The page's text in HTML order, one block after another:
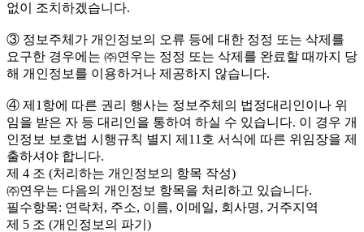
없이 조치하겠습니다.
③ 정보주체가 개인정보의 오류 등에 대한 정정 또는 삭제를
요구한 경우에는 ㈜연우는 정정 또는 삭제를 완료할 때까지 당
해 개인정보를 이용하거나 제공하지 않습니다.
④ 제1항에 따른 권리 행사는 정보주체의 법정대리인이나 위
임을 받은 자 등 대리인을 통하여 하실 수 있습니다. 이 경우 개
인정보 보호법 시행규칙 별지 제11호 서식에 따른 위임장을 제
출하셔야 합니다.
제 4 조 (처리하는 개인정보의 항목 작성)
㈜연우는 다음의 개인정보 항목을 처리하고 있습니다.
필수항목: 연락처, 주소, 이름, 이메일, 회사명, 거주지역
제 5 조 (개인정보의 파기)